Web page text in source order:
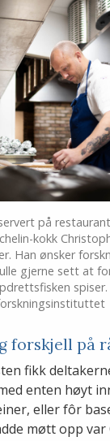
på
kokk
Han ønsker
gjerne sett at
forskjell på
fikk
enten høyt
eller fôr
møtt opp var